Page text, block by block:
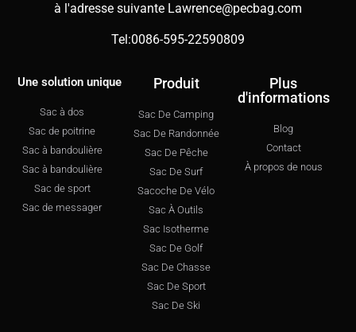
à l'adresse suivante Lawrence@pecbag.com
Tel:0086-595-22590809
Une solution unique
Sac à dos
Sac de poitrine
Sac à bandoulière
Sac à bandoulière
Sac de sport
Sac de messager
Produit
Sac De Camping
Sac De Randonnée
Sac De Pêche
Sac De Surf
Sacoche De Vélo
Sac À Outils
Sac Isotherme
Sac De Golf
Sac De Chasse
Sac De Sport
Sac De Ski
Plus
d'informations
Blog
Contact
À propos de nous